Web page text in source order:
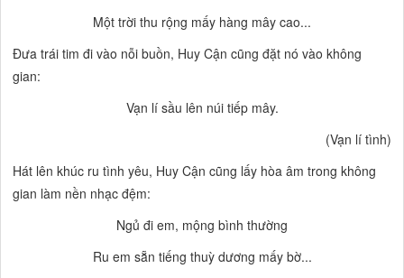
Một trời thu rộng mấy hàng mây cao...
Đưa trái tim đi vào nỗi buồn, Huy Cận cũng đặt nó vào không
gian:
Vạn lí sầu lên núi tiếp mây.
(Vạn lí tình)
Hát lên khúc ru tình yêu, Huy Cận cũng lấy hòa âm trong không
gian làm nền nhạc đệm:
Ngủ đi em, mộng bình thường
Ru em sẵn tiếng thuỳ dương mấy bờ...